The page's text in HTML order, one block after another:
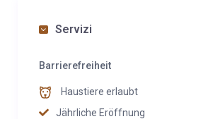
Servizi
Barrierefreiheit
Haustiere erlaubt
Jährliche Eröffnung